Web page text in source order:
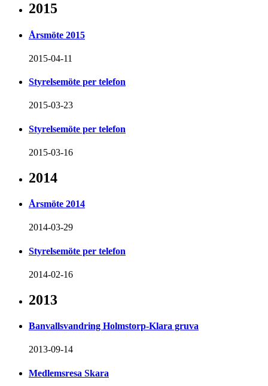
2015
Årsmöte 2015
2015-04-11
Styrelsemöte per telefon
2015-03-23
Styrelsemöte per telefon
2015-03-16
2014
Årsmöte 2014
2014-03-29
Styrelsemöte per telefon
2014-02-16
2013
Banvallsvandring Holmstorp-Klara gruva
2013-09-14
Medlemsresa Skara